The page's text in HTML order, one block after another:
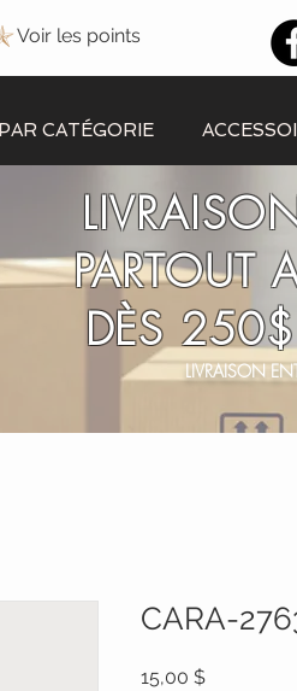
Voir les points
PAR CATÉGORIE
PARTOUT
DÈS
LIVRAISON
CARA-
15,00 $Prix